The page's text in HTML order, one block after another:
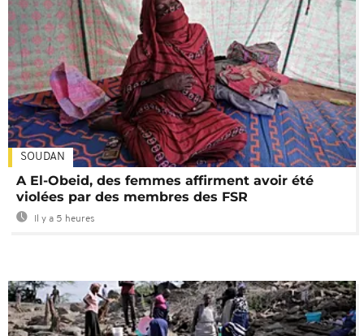
SOUDAN
A El-Obeid, des femmes affirment avoir été
violées par des membres des FSR
Il y a 5 heures